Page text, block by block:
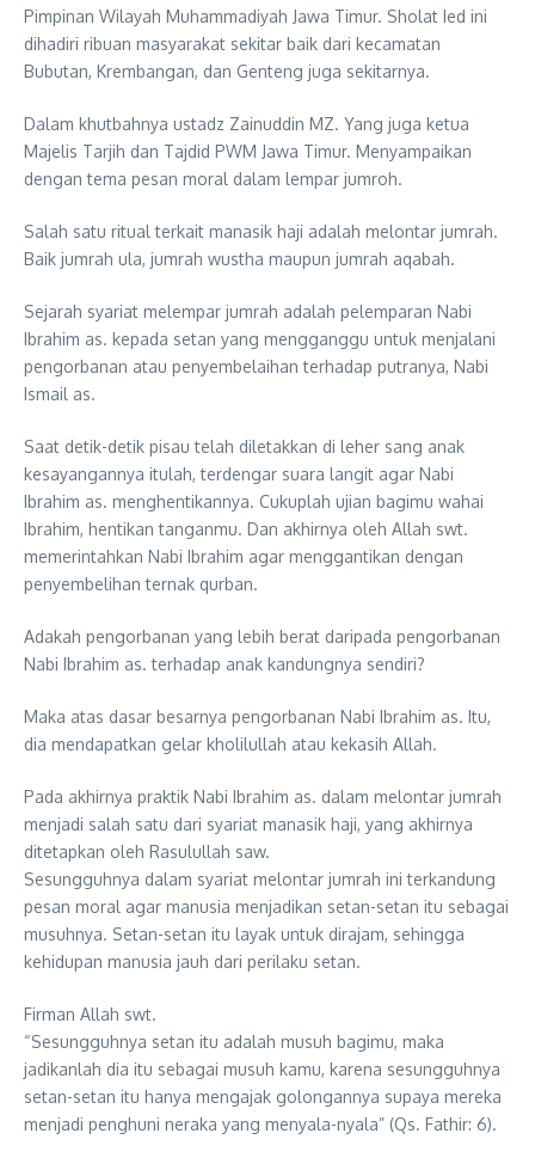
Pimpinan Wilayah Muhammadiyah Jawa Timur. Sholat Ied ini
dihadiri ribuan masyarakat sekitar baik dari kecamatan
Bubutan, Krembangan, dan Genteng juga sekitarnya.
Dalam khutbahnya ustadz Zainuddin MZ. Yang juga ketua
Majelis Tarjih dan Tajdid PWM Jawa Timur. Menyampaikan
dengan tema pesan moral dalam lempar jumroh.
Salah satu ritual terkait manasik haji adalah melontar jumrah.
Baik jumrah ula, jumrah wustha maupun jumrah aqabah.
Sejarah syariat melempar jumrah adalah pelemparan Nabi
Ibrahim as. kepada setan yang mengganggu untuk menjalani
pengorbanan atau penyembelaihan terhadap putranya, Nabi
Ismail as.
Saat detik-detik pisau telah diletakkan di leher sang anak
kesayangannya itulah, terdengar suara langit agar Nabi
Ibrahim as. menghentikannya. Cukuplah ujian bagimu wahai
Ibrahim, hentikan tanganmu. Dan akhirnya oleh Allah swt.
memerintahkan Nabi Ibrahim agar menggantikan dengan
penyembelihan ternak qurban.
Adakah pengorbanan yang lebih berat daripada pengorbanan
Nabi Ibrahim as. terhadap anak kandungnya sendiri?
Maka atas dasar besarnya pengorbanan Nabi Ibrahim as. Itu,
dia mendapatkan gelar kholilullah atau kekasih Allah.
Pada akhirnya praktik Nabi Ibrahim as. dalam melontar jumrah
menjadi salah satu dari syariat manasik haji, yang akhirnya
ditetapkan oleh Rasulullah saw.
Sesungguhnya dalam syariat melontar jumrah ini terkandung
pesan moral agar manusia menjadikan setan-setan itu sebagai
musuhnya. Setan-setan itu layak untuk dirajam, sehingga
kehidupan manusia jauh dari perilaku setan.
Firman Allah swt.
“Sesungguhnya setan itu adalah musuh bagimu, maka
jadikanlah dia itu sebagai musuh kamu, karena sesungguhnya
setan-setan itu hanya mengajak golongannya supaya mereka
menjadi penghuni neraka yang menyala-nyala” (Qs. Fathir: 6).